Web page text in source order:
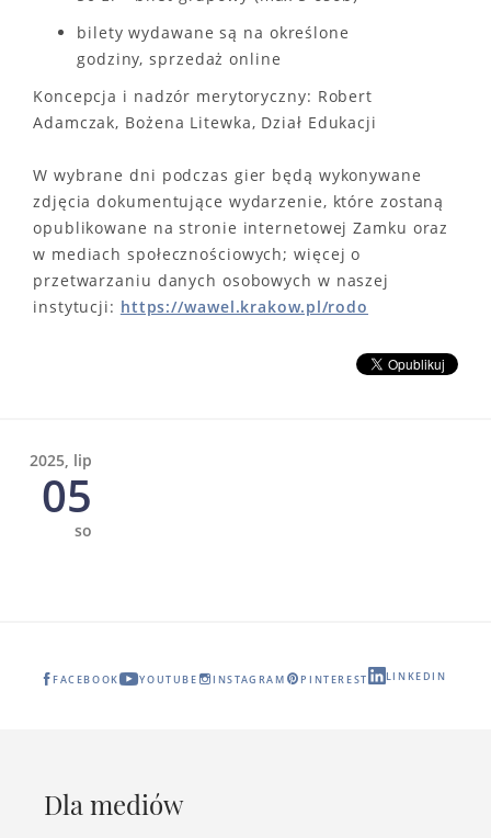
bilety wydawane są na określone
godziny, sprzedaż online
Koncepcja i nadzór merytoryczny: Robert
Adamczak, Bożena Litewka, Dział Edukacji
W wybrane dni podczas gier będą wykonywane
zdjęcia dokumentujące wydarzenie, które zostaną
opublikowane na stronie internetowej Zamku oraz
w mediach społecznościowych; więcej o
przetwarzaniu danych osobowych w naszej
instytucji: https://wawel.krakow.pl/rodo
2025, lip
05
so
FACEBOOK YOUTUBE INSTAGRAM PINTEREST LINKEDIN
Dla mediów